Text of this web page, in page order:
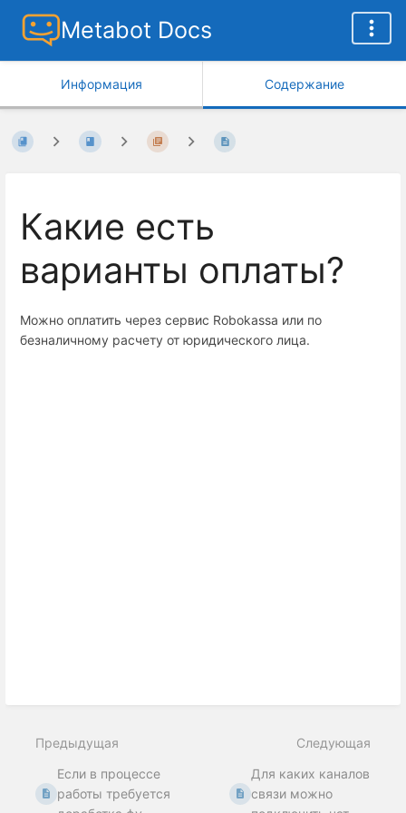
Metabot Docs
Информация Содержание
Какие есть
варианты оплаты?
Можно оплатить через сервис Robokassa или по
безналичному расчету от юридического лица.
Предыдущая
Если в процессе
работы требуется
Следующая
Для каких каналов
связи можно